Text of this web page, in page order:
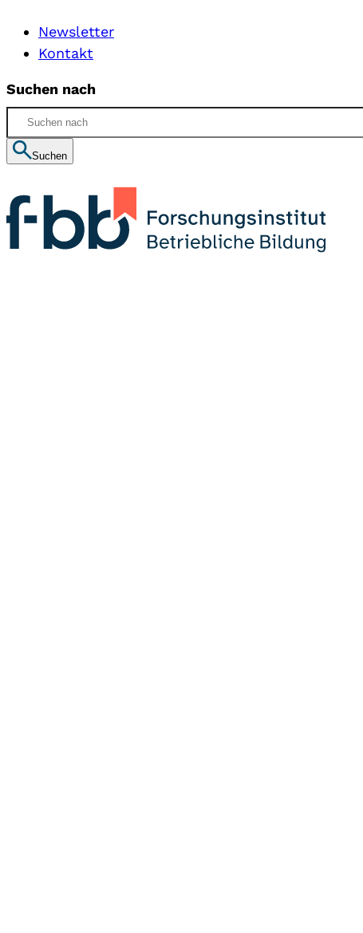
Newsletter
Kontakt
Suchen nach
Suchen